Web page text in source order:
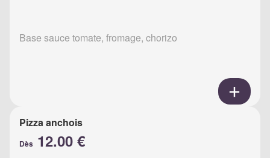
Base sauce tomate, fromage, chorizo
Pizza anchois
Dès 12.00 €